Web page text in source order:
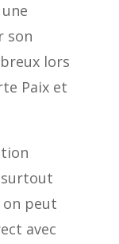
son
lors
Paix et
on peut
avec